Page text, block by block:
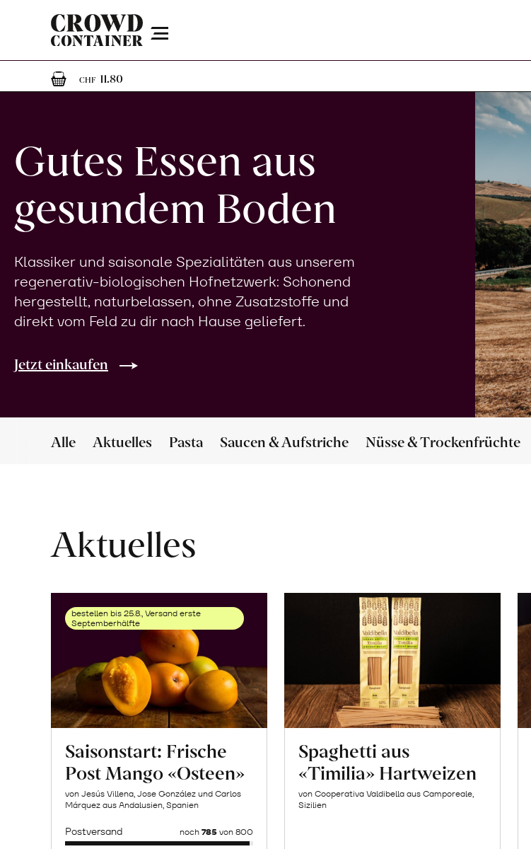
Menu
CHF 11.801 Artikel im Warenkorb
Gutes Essen aus
gesundem Boden
Klassiker und saisonale Spezialitäten aus unserem
regenerativ-biologischen Hofnetzwerk: Schonend
hergestellt, naturbelassen, ohne Zusatzstoffe und
direkt vom Feld zu dir nach Hause geliefert.
Jetzt einkaufen
Alle Aktuelles Pasta Saucen & Aufstriche Nüsse & Trockenfrüchte
Aktuelles
bestellen bis 25.8., Versand erste
Septemberhälfte
Saisonstart: Frische
Post Mango «Osteen»
von Jesús Villena, Jose González und Carlos
Márquez aus Andalusien, Spanien
Postversand noch 785von 800
Spaghetti aus
«Timilia» Hartweizen
von Cooperativa Valdibella aus Camporeale,
Sizilien